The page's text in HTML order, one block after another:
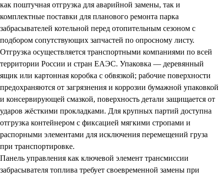
как поштучная отгрузка для аварийной замены, так и
комплектные поставки для планового ремонта парка
забрасывателей котельной перед отопительным сезоном с
подбором сопутствующих запчастей по опросному листу.
Отгрузка осуществляется транспортными компаниями по всей
территории России и стран ЕАЭС. Упаковка — деревянный
ящик или картонная коробка с обвязкой; рабочие поверхности
предохраняются от загрязнения и коррозии бумажной упаковкой
и консервирующей смазкой, поверхность детали защищается от
ударов жёсткими прокладками. Для крупных партий доступна
отгрузка контейнером с фиксацией мягкими стропами и
распорными элементами для исключения перемещений груза
при транспортировке.
Панель управления как ключевой элемент трансмиссии
забрасывателя топлива требует своевременной замены при